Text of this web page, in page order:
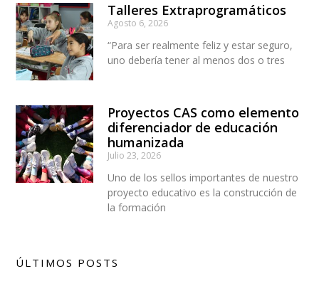
Talleres Extraprogramáticos
Agosto 6, 2026
“Para ser realmente feliz y estar seguro,
uno debería tener al menos dos o tres
Proyectos CAS como elemento
diferenciador de educación
humanizada
Julio 23, 2026
Uno de los sellos importantes de nuestro
proyecto educativo es la construcción de
la formación
ÚLTIMOS POSTS